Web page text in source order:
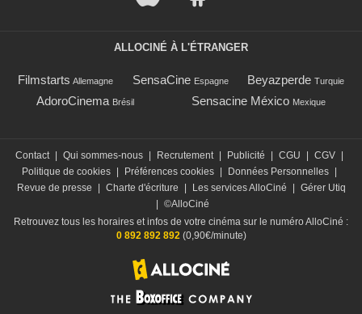
ALLOCINÉ À L'ÉTRANGER
Filmstarts Allemagne SensaCine Espagne Beyazperde Turquie
AdoroCinema Brésil Sensacine México Mexique
Contact Qui sommes-nous Recrutement Publicité CGU CGV
Politique de cookies
Préférences cookies Données Personnelles
Revue de presse
Charte d'écriture Les services AlloCiné
Gérer Utiq
©AlloCiné
Retrouvez tous les horaires et infos de votre cinéma sur le numéro AlloCiné :
0 892 892 892(0,90€/minute)